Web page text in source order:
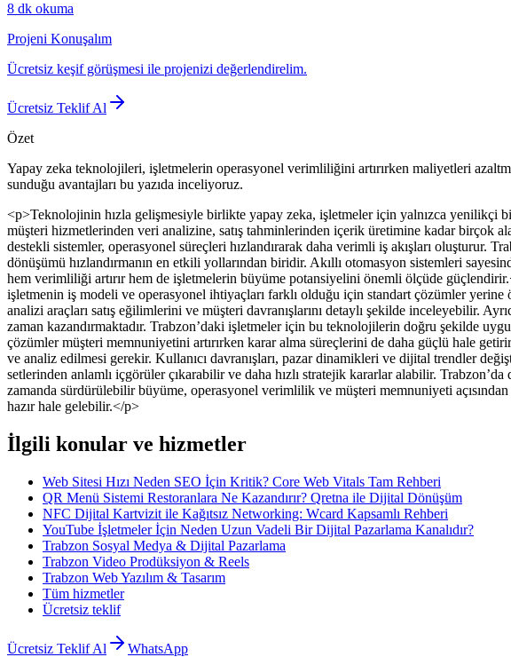
8 dk okuma
Projeni Konuşalım
Ücretsiz keşif görüşmesi ile projenizi değerlendirelim.
Ücretsiz Teklif Al
Özet
Yapay zeka teknolojileri, işletmelerin operasyonel verimliliğini artırırken maliyetleri
sunduğu avantajları bu yazıda inceliyoruz.
<p>Teknolojinin hızla gelişmesiyle birlikte yapay zeka, işletmeler için yalnızca yenilikçi
müşteri hizmetlerinden veri analizine, satış tahminlerinden içerik üretimine kadar birçok
destekli sistemler, operasyonel süreçleri hızlandırarak daha verimli iş akışları oluşturur.
dönüşümü hızlandırmanın en etkili yollarından biridir. Akıllı otomasyon sistemleri
hem verimliliği artırır hem de işletmelerin büyüme potansiyelini önemli ölçüde
işletmenin iş modeli ve operasyonel ihtiyaçları farklı olduğu için standart çözümler
analizi araçları satış eğilimlerini ve müşteri davranışlarını detaylı şekilde inceleyebilir.
zaman kazandırmaktadır. Trabzon’daki işletmeler için bu teknolojilerin doğru şekilde
çözümler müşteri memnuniyetini artırırken karar alma süreçlerini de daha güçlü hale
ve analiz edilmesi gerekir. Kullanıcı davranışları, pazar dinamikleri ve dijital trendler
setlerinden anlamlı içgörüler çıkarabilir ve daha hızlı stratejik kararlar alabilir.
zamanda sürdürülebilir büyüme, operasyonel verimlilik ve müşteri memnuniyeti
hazır hale gelebilir.</p>
İlgili konular ve hizmetler
Web Sitesi Hızı Neden SEO İçin Kritik? Core Web Vitals Tam Rehberi
QR Menü Sistemi Restoranlara Ne Kazandırır? Qretna ile Dijital Dönüşüm
NFC Dijital Kartvizit ile Kağıtsız Networking: Wcard Kapsamlı Rehberi
YouTube İşletmeler İçin Neden Uzun Vadeli Bir Dijital Pazarlama Kanalıdır?
Trabzon Sosyal Medya & Dijital Pazarlama
Trabzon Video Prodüksiyon & Reels
Trabzon Web Yazılım & Tasarım
Tüm hizmetler
Ücretsiz teklif
Ücretsiz Teklif Al
WhatsApp